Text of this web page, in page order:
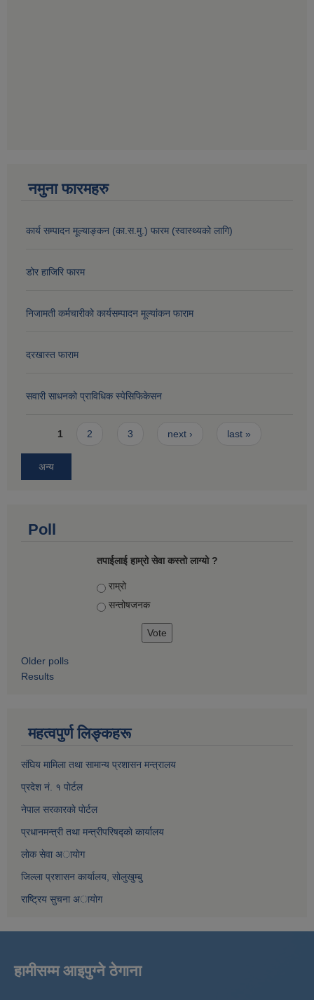
नमुना फारमहरु
कार्य सम्पादन मूल्याङ्कन (का.स.मु.) फारम (स्वास्थ्यको लागि)
डोर हाजिरि फारम
निजामती कर्मचारीको कार्यसम्पादन मूल्यांकन फाराम
दरखास्त फाराम
सवारी साधनको प्राविधिक स्पेसिफिकेसन
Pages
1 2 3 next › last »
अन्य
Poll
तपाईलाई हाम्रो सेवा कस्तो लाग्यो ?
Choices
राम्रो
सन्तोषज‍नक
Older polls
Results
महत्वपुर्ण लिङ्कहरू
संघिय मामिला तथा सामान्य प्रशासन मन्त्रालय
प्रदेश नं. १ पाेर्टल
नेपाल सरकारकाे पाेर्टल
प्रधानमन्त्री तथा मन्त्रीपरिषद्काे कार्यालय
लाेक सेवा अायाेग
जिल्ला प्रशासन कार्यालय, साेलुखुम्बु
राष्ट्रिय सुचना अायाेग
हामीसम्म आइपुग्ने ठेगाना